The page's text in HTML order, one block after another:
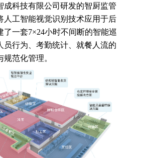
成科技有限公司研发的智厨监管
人工智能视觉识别技术应用于后
了一套7×24小时不间断的智能巡
员行为、考勤统计、就餐人流的
范化管理。